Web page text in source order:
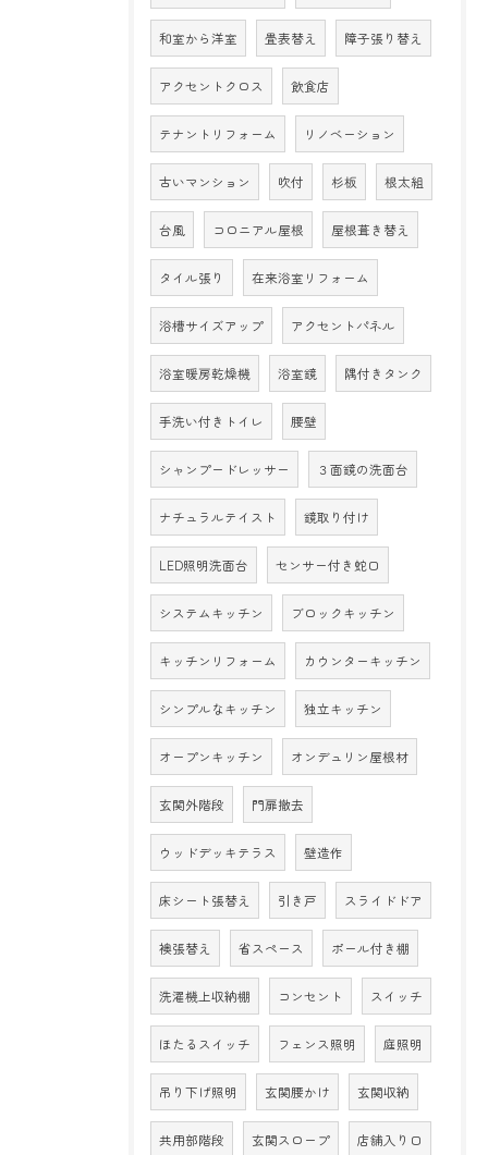
和室から洋室 畳表替え 障子張り替え
アクセントクロス 飲食店
テナントリフォーム リノベーション
古いマンション 吹付 杉板 根太組
台風 コロニアル屋根 屋根葺き替え
タイル張り 在来浴室リフォーム
浴槽サイズアップ アクセントパネル
浴室暖房乾燥機 浴室鏡 隅付きタンク
手洗い付きトイレ 腰壁
シャンプードレッサー ３面鏡の洗面台
ナチュラルテイスト 鏡取り付け
LED照明洗面台 センサー付き蛇口
システムキッチン ブロックキッチン
キッチンリフォーム カウンターキッチン
シンプルなキッチン 独立キッチン
オープンキッチン オンデュリン屋根材
玄関外階段 門扉撤去
ウッドデッキテラス 壁造作
床シート張替え 引き戸 スライドドア
襖張替え 省スペース ポール付き棚
洗濯機上収納棚 コンセント スイッチ
ほたるスイッチ フェンス照明 庭照明
吊り下げ照明 玄関腰かけ 玄関収納
共用部階段 玄関スロープ 店舗入り口